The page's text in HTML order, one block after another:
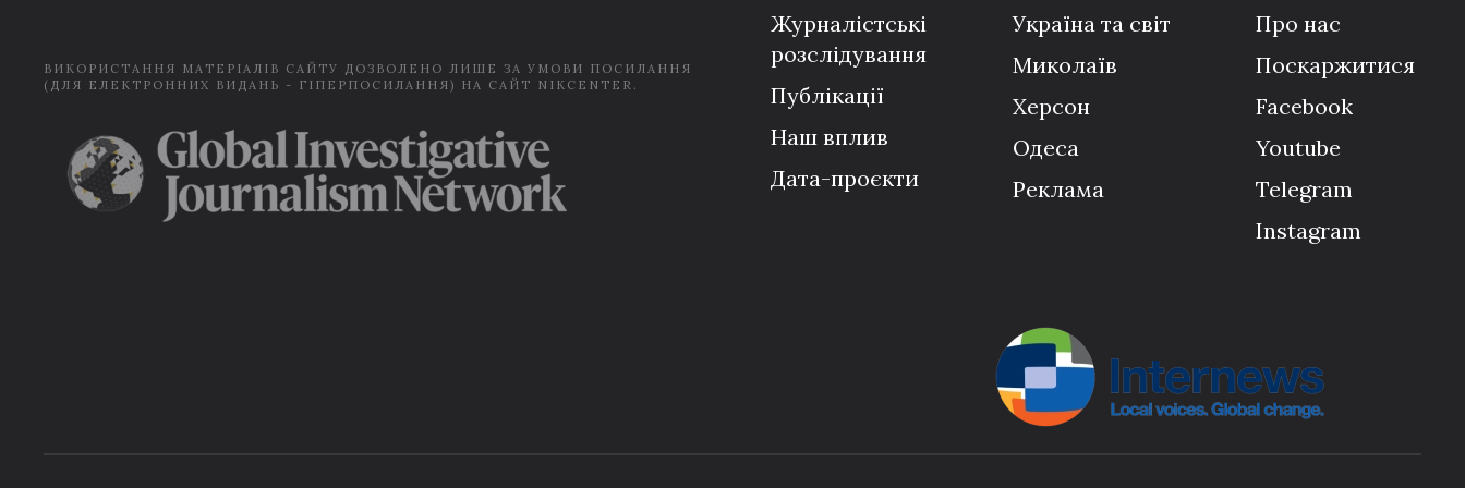
ВИКОРИСТАННЯ МАТЕРІАЛІВ САЙТУ ДОЗВОЛЕНО ЛИШЕ ЗА УМОВИ ПОСИЛАННЯ
(ДЛЯ ЕЛЕКТРОННИХ ВИДАНЬ - ГІПЕРПОСИЛАННЯ) НА САЙТ NIKCENTER.
Журналістські
розслідування
Публікації
Наш вплив
Дата-проєкти
Україна та світ
Миколаїв
Херсон
Одеса
Реклама
Про нас
Поскаржитися
Facebook
Youtube
Telegram
Instagram